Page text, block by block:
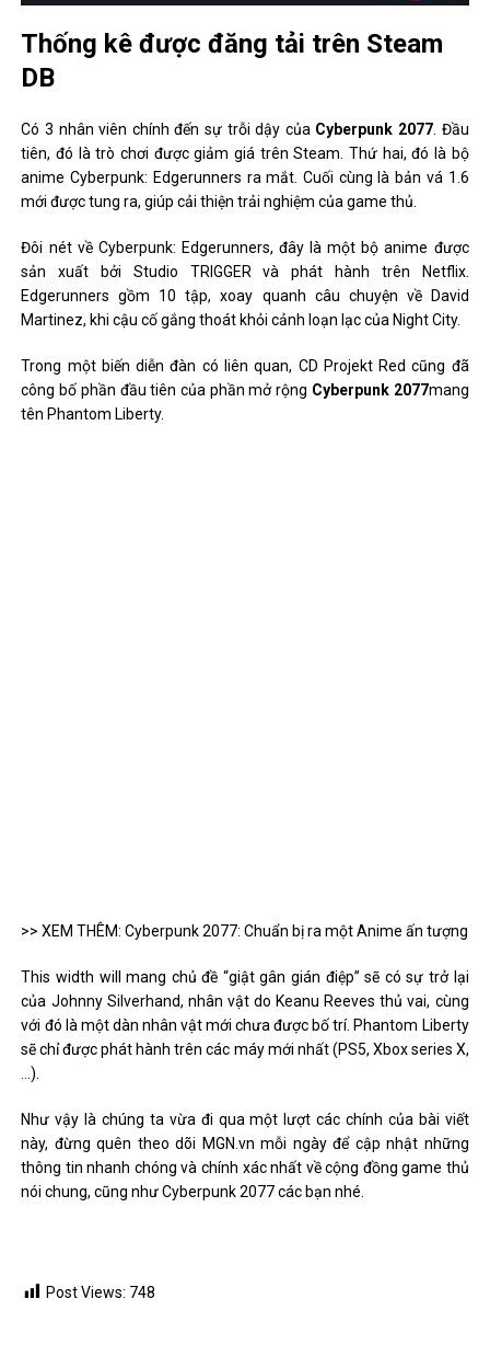
Thống kê được đăng tải trên Steam
DB
Có 3 nhân viên chính đến sự trỗi dậy của Cyberpunk 2077. Đầu
tiên, đó là trò chơi được giảm giá trên Steam. Thứ hai, đó là bộ
anime Cyberpunk: Edgerunners ra mắt. Cuối cùng là bản vá 1.6
mới được tung ra, giúp cải thiện trải nghiệm của game thủ.
Đôi nét về Cyberpunk: Edgerunners, đây là một bộ anime được
sản xuất bởi Studio TRIGGER và phát hành trên Netflix.
Edgerunners gồm 10 tập, xoay quanh câu chuyện về David
Martinez, khi cậu cố gắng thoát khỏi cảnh loạn lạc của Night City.
Trong một biến diễn đàn có liên quan, CD Projekt Red cũng đã
công bố phần đầu tiên của phần mở rộng Cyberpunk 2077mang
tên Phantom Liberty.
>> XEM THÊM: Cyberpunk 2077: Chuẩn bị ra một Anime ấn tượng
This width will mang chủ đề “giật gân gián điệp” sẽ có sự trở lại
của Johnny Silverhand, nhân vật do Keanu Reeves thủ vai, cùng
với đó là một dàn nhân vật mới chưa được bố trí. Phantom Liberty
sẽ chỉ được phát hành trên các máy mới nhất (PS5, Xbox series X,
…).
Như vậy là chúng ta vừa đi qua một lượt các chính của bài viết
này, đừng quên theo dõi MGN.vn mỗi ngày để cập nhật những
thông tin nhanh chóng và chính xác nhất về cộng đồng game thủ
nói chung, cũng như Cyberpunk 2077 các bạn nhé.
Post Views: 748